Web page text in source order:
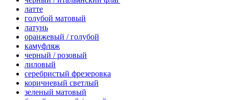
латте
голубой матовый
латунь
оранжевый / голубой
камуфляж
черный / розовый
лиловый
серебристый фрезеровка
коричневый светлый
зеленый матовый